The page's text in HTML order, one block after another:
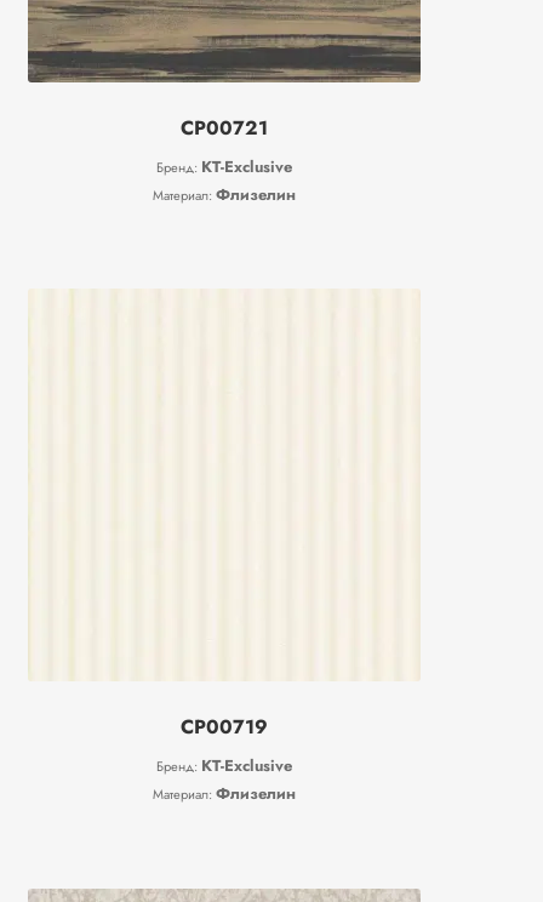
CP00721
Бренд: KT-Exclusive
Материал: Флизелин
CP00719
Бренд: KT-Exclusive
Материал: Флизелин